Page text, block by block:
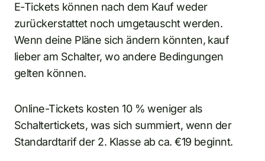
E-Tickets können nach dem Kauf weder
zurückerstattet noch umgetauscht werden.
Wenn deine Pläne sich ändern könnten, kauf
lieber am Schalter, wo andere Bedingungen
gelten können.
Online-Tickets kosten 10 % weniger als
Schaltertickets, was sich summiert, wenn der
Standardtarif der 2. Klasse ab ca. €19 beginnt.